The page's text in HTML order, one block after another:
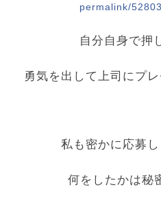
permalink/
自分自身で押
勇気を出して上司にプ
私も密かに応募し
何をしたかは秘